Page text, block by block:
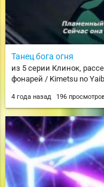
Танец бога огня
из 5 серии Клинок,
фонарей / Kimetsu no
4 года назад 196